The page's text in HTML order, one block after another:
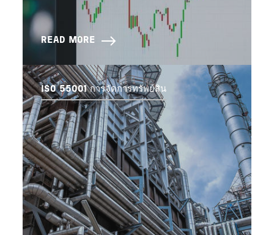
READ MORE
ISO 55001 การจัดการทรัพย์สิน